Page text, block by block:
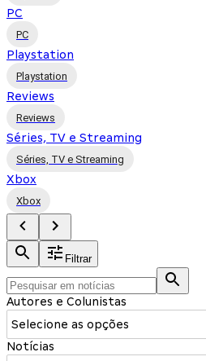
PC
PC
Playstation
Playstation
Reviews
Reviews
Séries, TV e Streaming
Séries, TV e Streaming
Xbox
Xbox
Filtrar
Autores e Colunistas
Selecione as opções
Notícias